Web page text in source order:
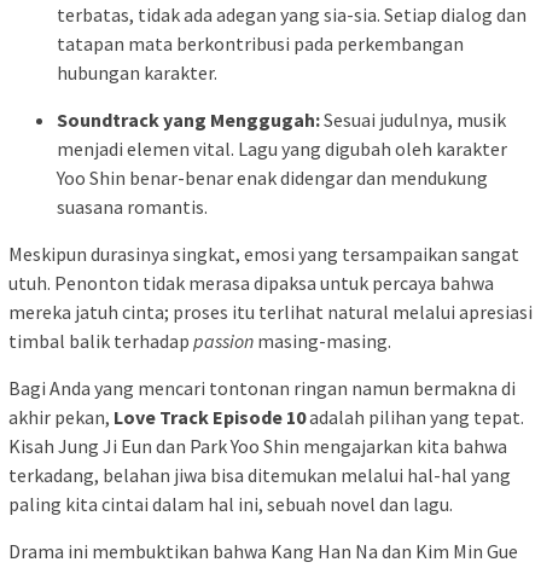
terbatas, tidak ada adegan yang sia-sia. Setiap dialog dan
tatapan mata berkontribusi pada perkembangan
hubungan karakter.
Soundtrack yang Menggugah:Sesuai judulnya, musik
menjadi elemen vital. Lagu yang digubah oleh karakter
Yoo Shin benar-benar enak didengar dan mendukung
suasana romantis.
Meskipun durasinya singkat, emosi yang tersampaikan sangat
utuh. Penonton tidak merasa dipaksa untuk percaya bahwa
mereka jatuh cinta; proses itu terlihat natural melalui apresiasi
timbal balik terhadap passion masing-masing.
Bagi Anda yang mencari tontonan ringan namun bermakna di
akhir pekan, Love Track Episode 10adalah pilihan yang tepat.
Kisah Jung Ji Eun dan Park Yoo Shin mengajarkan kita bahwa
terkadang, belahan jiwa bisa ditemukan melalui hal-hal yang
paling kita cintai dalam hal ini, sebuah novel dan lagu.
Drama ini membuktikan bahwa Kang Han Na dan Kim Min Gue